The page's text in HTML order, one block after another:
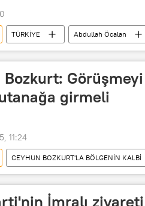
TÜRKİYE Abdullah Öcalan
çağrısı
Bozkurt:
girmeli
11:24
CEYHUN BOZKURT'LA BÖLGENİN KALBİ
AK Parti MHP
RADYOİmralı